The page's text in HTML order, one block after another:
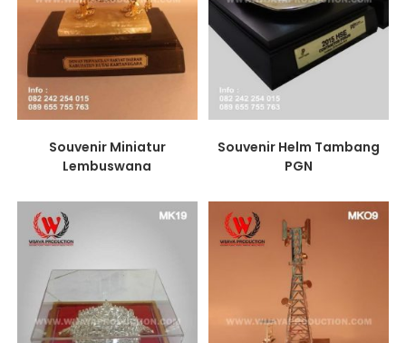
Souvenir Miniatur
Lembuswana
Souvenir Helm Tambang
PGN